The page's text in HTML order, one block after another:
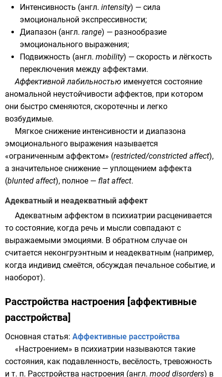
Интенсивность (англ. intensity) — сила
эмоциональной экспрессивности;
Диапазон (англ. range) — разнообразие
эмоционального выражения;
Подвижность (англ. mobility) — скорость и лёгкость
переключения между аффектами.
Аффективной лабильностью именуется состояние
аномальной неустойчивости аффектов, при котором
они быстро сменяются, скоротечны и легко
возбудимые.
Мягкое снижение интенсивности и диапазона
эмоционального выражения называется
«ограниченным аффектом» (restricted/constricted affect),
а значительное снижение — уплощением аффекта
(blunted affect), полное — flat affect.
Адекватный и неадекватный аффект
Адекватным аффектом в психиатрии расценивается
то состояние, когда речь и мысли совпадают с
выражаемыми эмоциями. В обратном случае он
считается неконгруэнтным и неадекватным (например,
когда индивид смеётся, обсуждая печальное событие, и
наоборот).
Расстройства настроения [аффективные
расстройства]
Основная статья: Аффективные расстройства
«Настроением» в психиатрии называются такие
состояния, как подавленность, весёлость, тревожность
и т. п. Расстройства настроения (англ. mood disorders) в